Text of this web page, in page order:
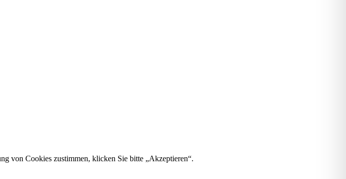
von Cookies zustimmen, klicken Sie bitte „Akzeptieren“.